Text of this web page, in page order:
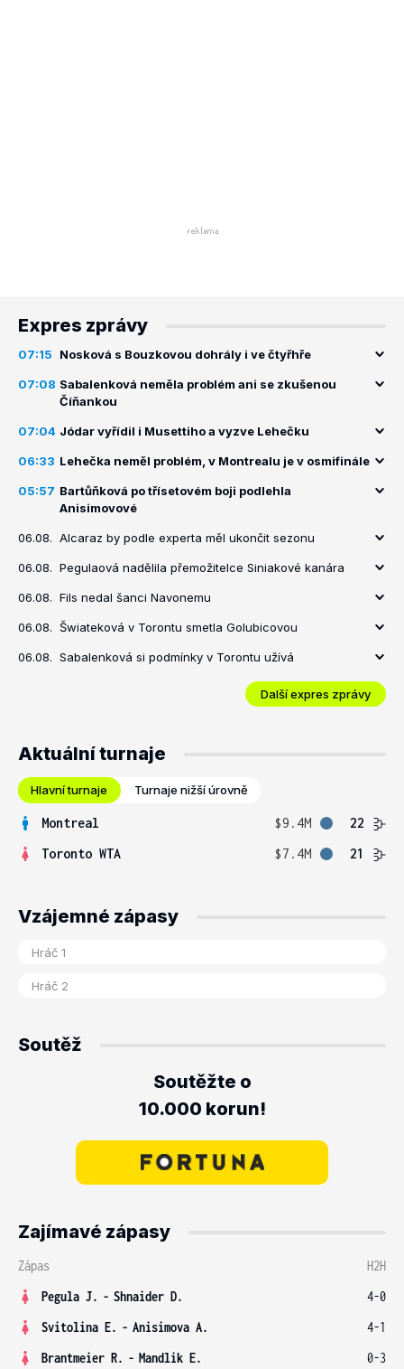
Expres zprávy
07:15 Nosková s Bouzkovou dohrály i ve čtyřhře
07:08 Sabalenková neměla problém ani se zkušenou
Číňankou
07:04 Jódar vyřídil i Musettiho a vyzve Lehečku
06:33 Lehečka neměl problém, v Montrealu je v osmifinále
05:57 Bartůňková po třísetovém boji podlehla
Anisimovové
06.08. Alcaraz by podle experta měl ukončit sezonu
06.08. Pegulaová nadělila přemožitelce Siniakové kanára
06.08. Fils nedal šanci Navonemu
06.08. Šwiateková v Torontu smetla Golubicovou
06.08. Sabalenková si podmínky v Torontu užívá
Další expres zprávy
Aktuální turnaje
Hlavní turnaje Turnaje nižší úrovně
Montreal $9.4M
22
Toronto WTA
$7.4M 21
Vzájemné zápasy
Soutěž
Soutěžte o
10.000 korun!
Zajímavé zápasy
Zápas
H2H
Pegula J. - Shnaider D.
4-0
Svitolina E. - Anisimova A.
4-1
Brantmeier R. - Mandlik E.
0-3